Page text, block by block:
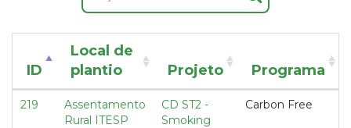
ID
Local de
plantio
Projeto Programa
219
Assentamento
Rural ITESP
CD ST2 -
Smoking
Carbon Free